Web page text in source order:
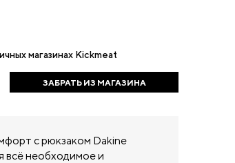
магазинах Kickmeat
ЗАБРАТЬ ИЗ МАГАЗИНА
с рюкзаком Dakine
всё необходимое и